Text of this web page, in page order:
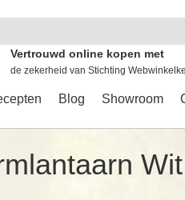
Vertrouwd online kopen met
de zekerheid van Stichting
Blog Showroom
Wit